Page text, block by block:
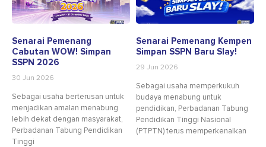
Senarai Pemenang
Cabutan WOW! Simpan
SSPN 2026
30 Jun 2026
Sebagai usaha berterusan untuk
menjadikan amalan menabung
lebih dekat dengan masyarakat,
Perbadanan Tabung Pendidikan
Tinggi
Senarai Pemenang Kempen
Simpan SSPN Baru Slay!
29 Jun 2026
Sebagai usaha memperkukuh
budaya menabung untuk
pendidikan, Perbadanan Tabung
Pendidikan Tinggi Nasional
(PTPTN) terus memperkenalkan